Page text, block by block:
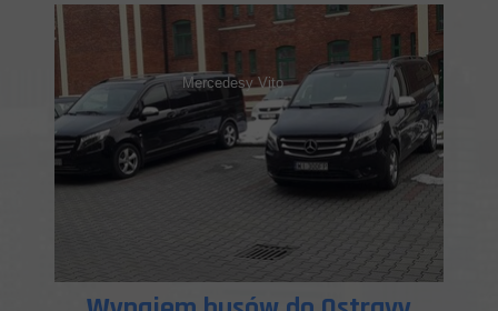
Mercedesy Vito